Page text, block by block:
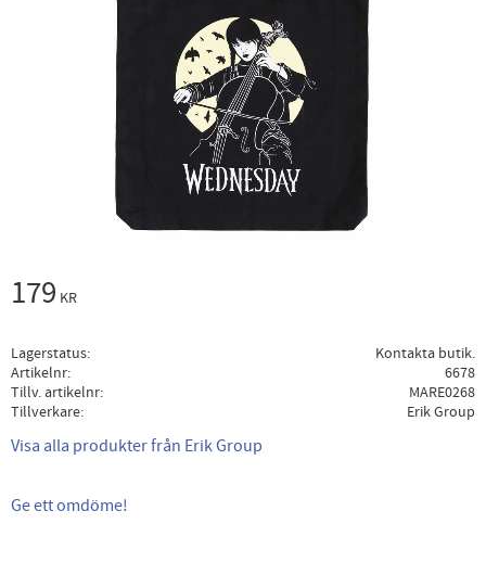
179 KR
Lagerstatus
Kontakta butik.
Artikelnr
6678
Tillv. artikelnr
MARE0268
Tillverkare
Erik Group
Visa alla produkter från Erik Group
Ge ett omdöme!